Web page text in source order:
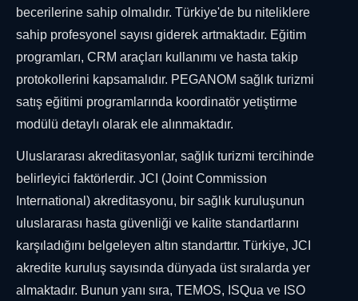
becerilerine sahip olmalıdır. Türkiye'de bu niteliklere
sahip profesyonel sayısı giderek artmaktadır. Eğitim
programları, CRM araçları kullanımı ve hasta takip
protokollerini kapsamalıdır. PEGANOM sağlık turizmi
satış eğitimi programlarında koordinatör yetiştirme
modülü detaylı olarak ele alınmaktadır.
Uluslararası akreditasyonlar, sağlık turizmi tercihinde
belirleyici faktörlerdir. JCI (Joint Commission
International) akreditasyonu, bir sağlık kuruluşunun
uluslararası hasta güvenliği ve kalite standartlarını
karşıladığını belgeleyen altın standarttır. Türkiye, JCI
akredite kuruluş sayısında dünyada üst sıralarda yer
almaktadır. Bunun yanı sıra, TEMOS, ISQua ve ISO